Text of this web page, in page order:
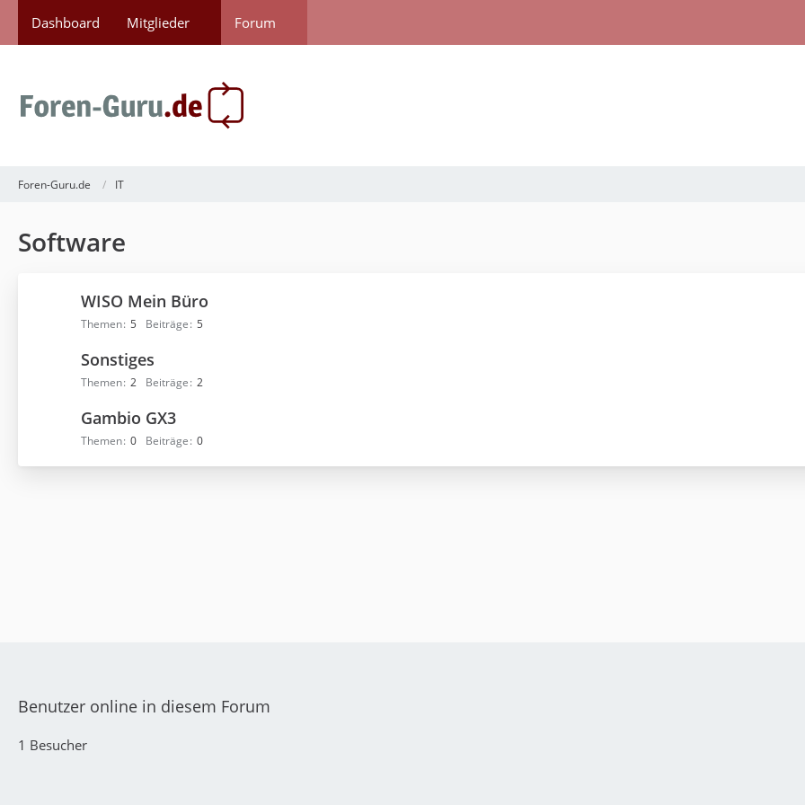
Dashboard Mitglieder Forum
Foren-Guru.de IT
Software
WISO Mein Büro
Themen 5 Beiträge 5
Sonstiges
Themen 2 Beiträge 2
Gambio GX3
Themen 0 Beiträge 0
Benutzer online in diesem Forum
1 Besucher